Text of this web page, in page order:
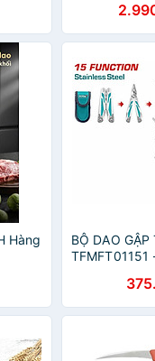
Hàng
BỘ DAO GẬP
TFMFT01151